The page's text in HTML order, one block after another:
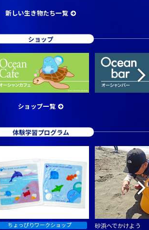
新しい生き物たち一覧
ショップ
ショップ一覧
体験学習プログラム
砂浜へでかけよう